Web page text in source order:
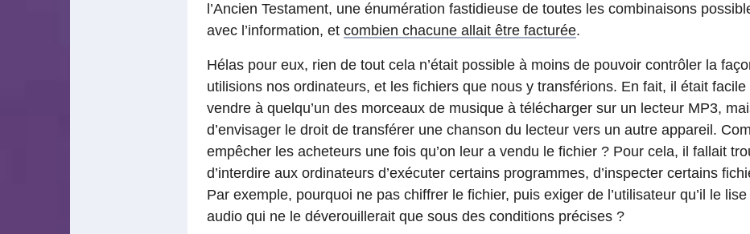
l’Ancien Testament, une énumération fastidieuse de toutes les combinaisons
avec l’information, et combien chacune allait être facturée.
Hélas pour eux, rien de tout cela n’était possible à moins de pouvoir contrôler la
utilisions nos ordinateurs, et les fichiers que nous y transférions. En fait, il était facile
vendre à quelqu’un des morceaux de musique à télécharger sur un lecteur MP3,
d’envisager le droit de transférer une chanson du lecteur vers un autre appareil.
empêcher les acheteurs une fois qu’on leur a vendu le fichier ? Pour cela, il fallait
d’interdire aux ordinateurs d’exécuter certains programmes, d’inspecter certains
Par exemple, pourquoi ne pas chiffrer le fichier, puis exiger de l’utilisateur qu’il le
audio qui ne le déverouillerait que sous des conditions précises ?